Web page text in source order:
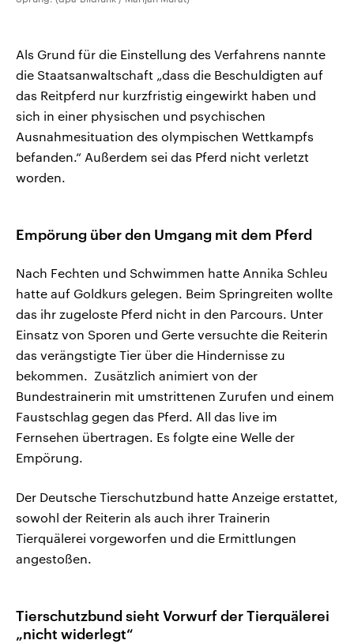
Als Grund für die Einstellung des Verfahrens nannte
die Staatsanwaltschaft „dass die Beschuldigten auf
das Reitpferd nur kurzfristig eingewirkt haben und
sich in einer physischen und psychischen
Ausnahmesituation des olympischen Wettkampfs
befanden.“ Außerdem sei das Pferd nicht verletzt
worden.
Empörung über den Umgang mit dem Pferd
Nach Fechten und Schwimmen hatte Annika Schleu
hatte auf Goldkurs gelegen. Beim Springreiten wollte
das ihr zugeloste Pferd nicht in den Parcours. Unter
Einsatz von Sporen und Gerte versuchte die Reiterin
das verängstigte Tier über die Hindernisse zu
bekommen. Zusätzlich animiert von der
Bundestrainerin mit umstrittenen Zurufen und einem
Faustschlag gegen das Pferd. All das live im
Fernsehen übertragen. Es folgte eine Welle der
Empörung.
Der Deutsche Tierschutzbund hatte Anzeige erstattet,
sowohl der Reiterin als auch ihrer Trainerin
Tierquälerei vorgeworfen und die Ermittlungen
angestoßen.
Tierschutzbund sieht Vorwurf der Tierquälerei
„nicht widerlegt“